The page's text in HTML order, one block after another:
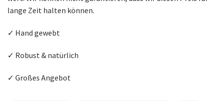
lange Zeit halten können.
✓ Hand gewebt
✓ Robust & natürlich
✓ Großes Angebot